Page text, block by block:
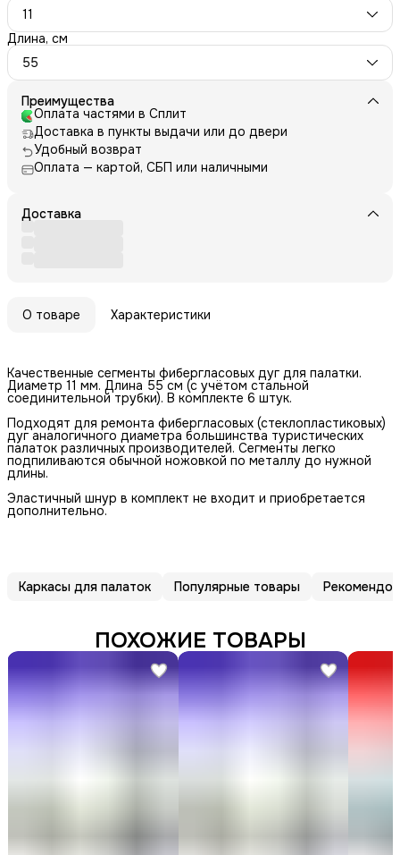
11
Длина, см
55
Преимущества
Оплата частями в Сплит
Доставка в пункты выдачи или до двери
Удобный возврат
Оплата — картой, СБП или наличными
Доставка
О товаре Характеристики
Качественные сегменты фибергласовых дуг для палатки.
Диаметр 11 мм. Длина 55 см (с учётом стальной
соединительной трубки). В комплекте 6 штук.
Подходят для ремонта фибергласовых (стеклопластиковых)
дуг аналогичного диаметра большинства туристических
палаток различных производителей. Сегменты легко
подпиливаются обычной ножовкой по металлу до нужной
длины.
Эластичный шнур в комплект не входит и приобретается
дополнительно.
Каркасы для палаток Популярные товары
ПОХОЖИЕ ТОВАРЫ